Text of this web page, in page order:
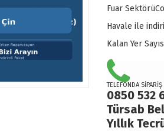
Fuar Sektörü
Havale ile
Kalan Yer
TELEFONDA SİPARİŞ
0850 532
Türsab
Yıllık